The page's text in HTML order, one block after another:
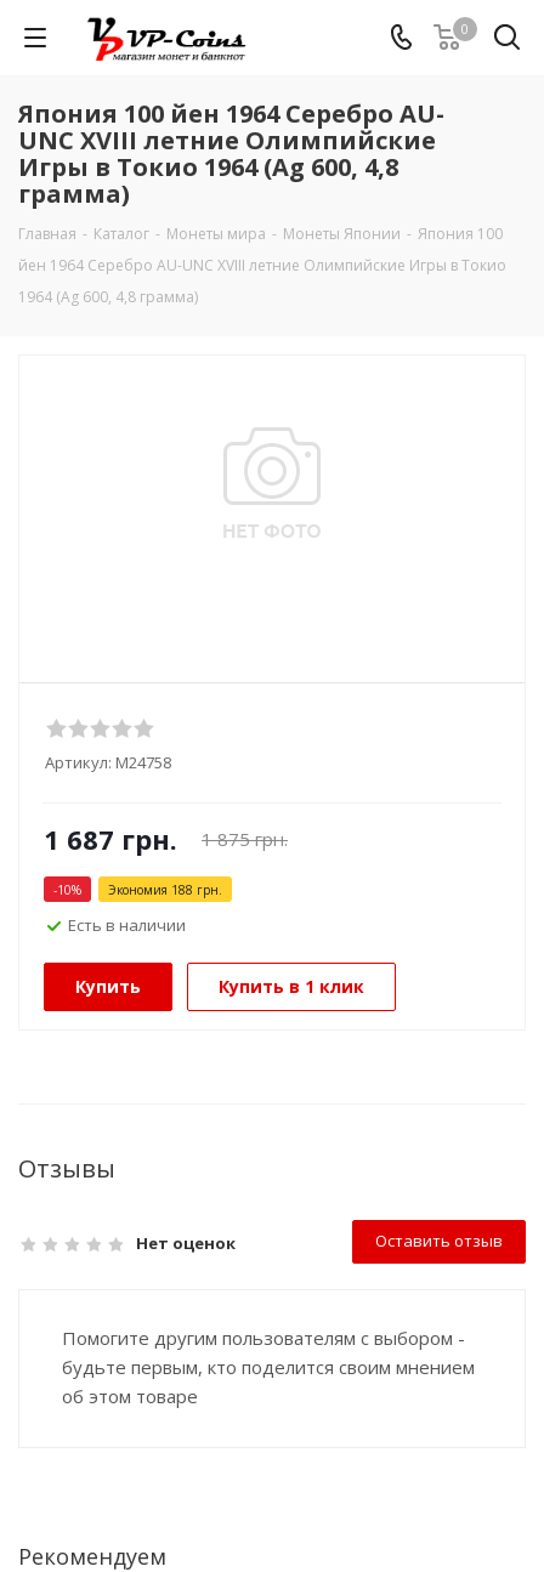
0
Япония 100 йен 1964 Серебро AU-
UNC XVIII летние Олимпийские
Игры в Токио 1964 (Ag 600, 4,8
грамма)
Главная - Каталог - Монеты мира - Монеты Японии - Япония 100
йен 1964 Серебро AU-UNC XVIII летние Олимпийские Игры в Токио
1964 (Ag 600, 4,8 грамма)
Артикул: М24758
1 687 грн. 1 875грн.
-10% Экономия 188 грн.
Есть в наличии
Купить Купить в 1 клик
Отзывы
Нет оценок Оставить отзыв
Помогите другим пользователям с выбором -
будьте первым, кто поделится своим мнением
об этом товаре
Рекомендуем